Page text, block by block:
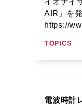
イオナイ
AIR」を発
https://
TOPICS
電波時計